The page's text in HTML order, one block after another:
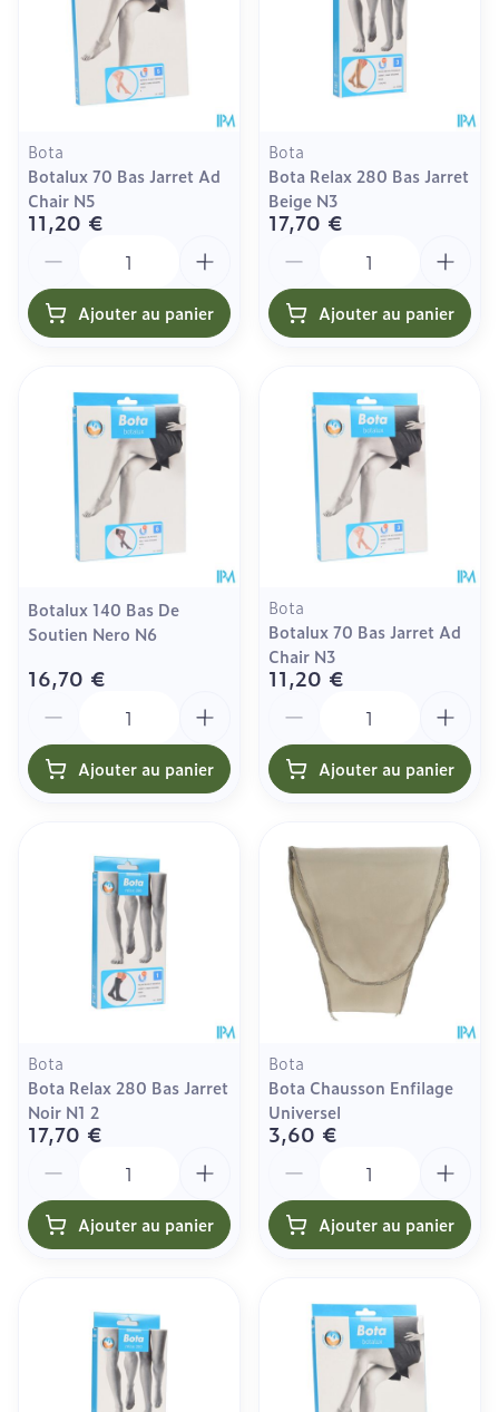
Bota
Botalux 70 Bas Jarret Ad
Chair N5
11,20 €
Ajouter au panier
Bota
Bota Relax 280 Bas Jarret
Beige N3
17,70 €
Ajouter au panier
Botalux 140 Bas De
Soutien Nero N6
16,70 €
Ajouter au panier
Bota
Botalux 70 Bas Jarret Ad
Chair N3
11,20 €
Ajouter au panier
Bota
Bota Relax 280 Bas Jarret
Noir N1 2
17,70 €
Ajouter au panier
Bota
Bota Chausson Enfilage
Universel
3,60 €
Ajouter au panier